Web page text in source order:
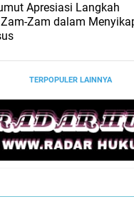
Apresiasi Langkah
Zam dalam
TERPOPULER LAINNYA